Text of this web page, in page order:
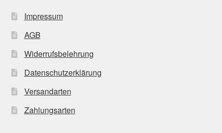
Impressum
AGB
Widerrufsbelehrung
Datenschutzerklärung
Versandarten
Zahlungsarten